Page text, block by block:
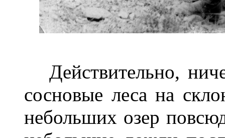
Действительно,
сосновые леса на
небольших озер